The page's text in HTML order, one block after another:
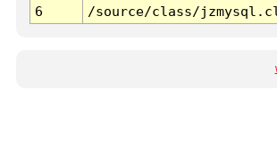
6
/source/class/